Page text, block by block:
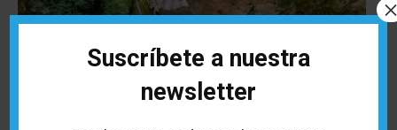
Suscríbete a nuestra
newsletter